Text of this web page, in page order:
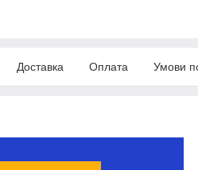
Доставка Оплата Умови